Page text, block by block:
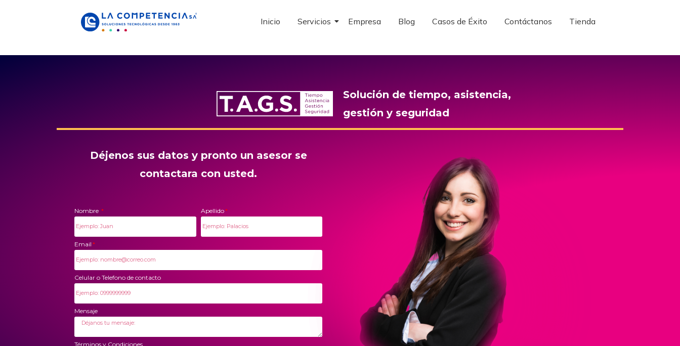
Inicio Servicios Empresa Blog Casos de Éxito Contáctanos Tienda
Inicio Servicios Empresa Blog Casos de Éxito Contáctanos Tienda
Solución de tiempo, asistencia,
gestión y seguridad
Déjenos sus datos y pronto un asesor se
contactara con usted.
Nombre Apellido
Email
Celular o Telefono de contacto
Mensaje
Términos y Condiciones